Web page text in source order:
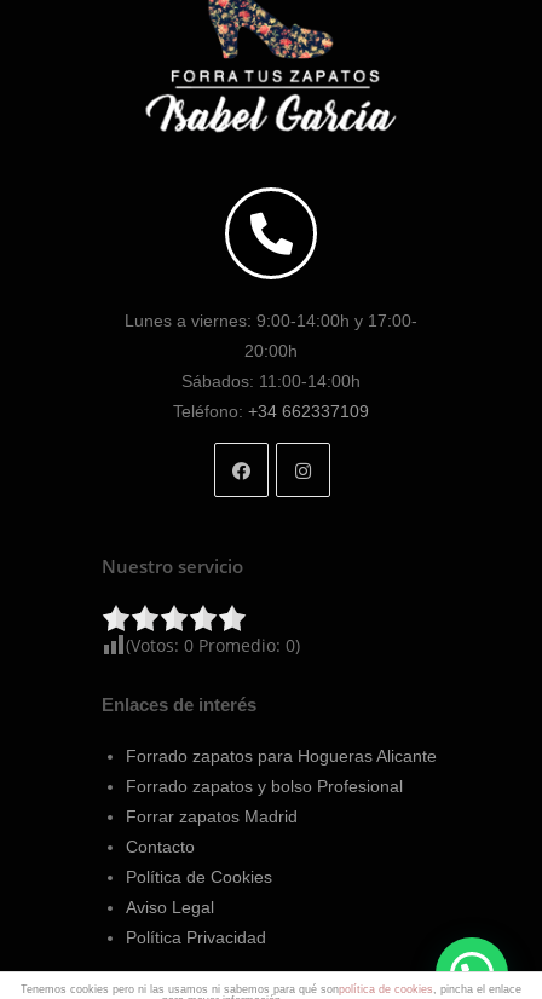
Lunes a viernes: 9:00-14:00h y 17:00-
20:00h
Sábados: 11:00-14:00h
Teléfono: +34 662337109
Nuestro servicio
(Votos: 0 Promedio: 0)
Enlaces de interés
Forrado zapatos para Hogueras Alicante
Forrado zapatos y bolso Profesional
Forrar zapatos Madrid
Contacto
Política de Cookies
Aviso Legal
Política Privacidad
Tenemos cookies pero ni las usamos ni sabemos para qué sonpolítica de cookies , pincha el enlace